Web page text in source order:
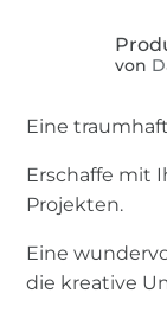
von
Eine
Erschaffe mit
Projekten.
Eine
die kreative